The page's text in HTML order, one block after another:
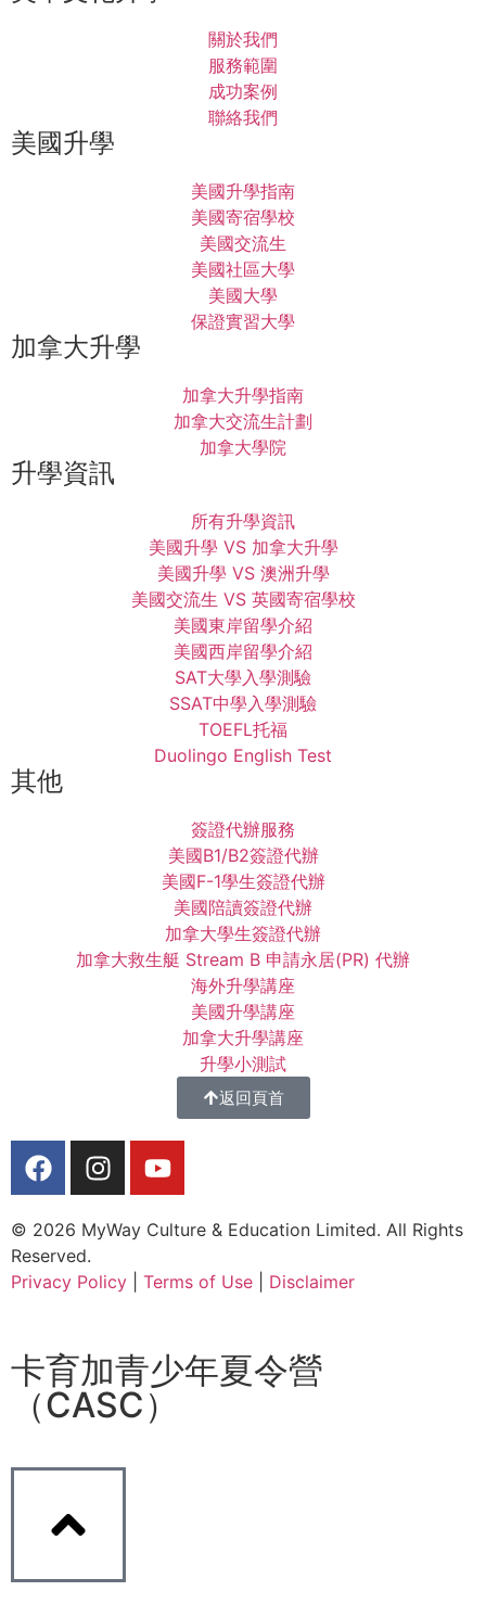
關於我們
服務範圍
成功案例
聯絡我們
美國升學
美國升學指南
美國寄宿學校
美國交流生
美國社區大學
美國大學
保證實習大學
加拿大升學
加拿大升學指南
加拿大交流生計劃
加拿大學院
升學資訊
所有升學資訊
美國升學 VS 加拿大升學
美國升學 VS 澳洲升學
美國交流生 VS 英國寄宿學校
美國東岸留學介紹
美國西岸留學介紹
SAT大學入學測驗
SSAT中學入學測驗
TOEFL托福
Duolingo English Test
其他
簽證代辦服務
美國B1/B2簽證代辦
美國F-1學生簽證代辦
美國陪讀簽證代辦
加拿大學生簽證代辦
加拿大救生艇 Stream B 申請永居(PR) 代辦
海外升學講座
美國升學講座
加拿大升學講座
升學小測試
返回頁首
© 2026 MyWay Culture & Education Limited. All Rights
Reserved.
Privacy Policy
Terms of Use Disclaimer
卡育加青少年夏令營
（CASC）